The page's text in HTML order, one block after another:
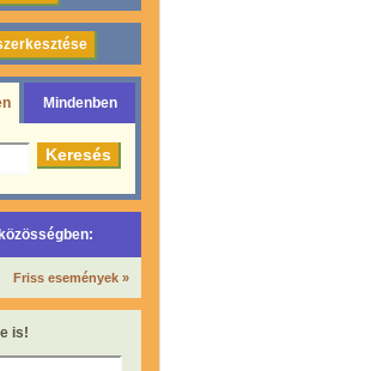
Mindenben
Friss események »
is!